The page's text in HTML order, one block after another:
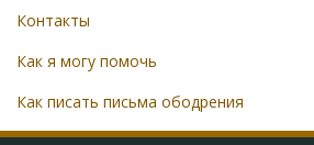
Контакты
Как я могу помочь
Как писать письма ободрения